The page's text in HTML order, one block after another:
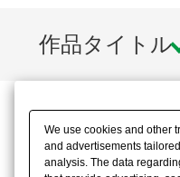
作品タイトル
We use cookies and other
and advertisements
analysis. The data